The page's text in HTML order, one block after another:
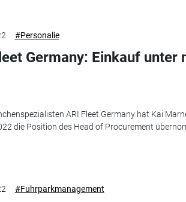
#Personalie
Germany: Einkauf unter
ARI Fleet Germany hat Kai
die Position des Head of Procurement
#Fuhrparkmanagement